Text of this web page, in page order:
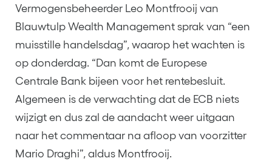
Vermogensbeheerder Leo Montfrooij van
Blauwtulp Wealth Management sprak van “een
muisstille handelsdag”, waarop het wachten is
op donderdag. “Dan komt de Europese
Centrale Bank bijeen voor het rentebesluit.
Algemeen is de verwachting dat de ECB niets
wijzigt en dus zal de aandacht weer uitgaan
naar het commentaar na afloop van voorzitter
Mario Draghi”, aldus Montfrooij.